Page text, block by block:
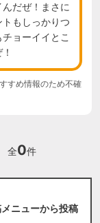
だぜ！まさに
もしっかりつ
ョーイイとこ
すめ情報のため不確
全0件
ニューから投稿